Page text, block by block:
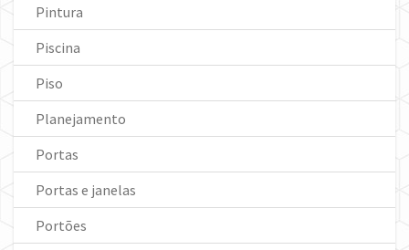
Pintura
Piscina
Piso
Planejamento
Portas
Portas e janelas
Portões